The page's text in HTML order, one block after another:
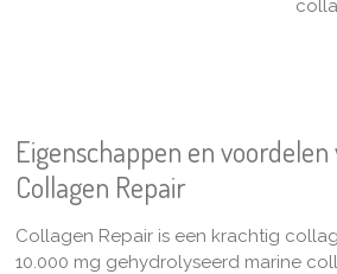
Eigenschappen en voordelen
Collagen Repair
Collagen Repair is een krachtig
10.000 mg gehydrolyseerd marine